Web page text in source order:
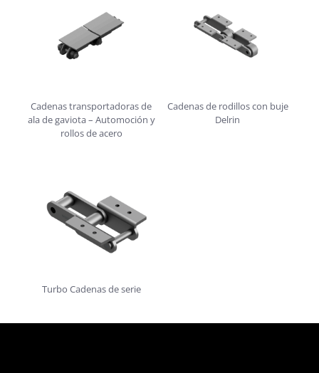
Cadenas transportadoras de
ala de gaviota – Automoción y
rollos de acero
Cadenas de rodillos con buje
Delrin
Turbo Cadenas de serie